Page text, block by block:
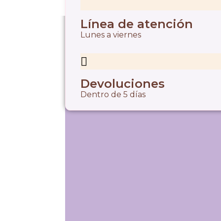
Línea de atención
Lunes a viernes
Devoluciones
Dentro de 5 días